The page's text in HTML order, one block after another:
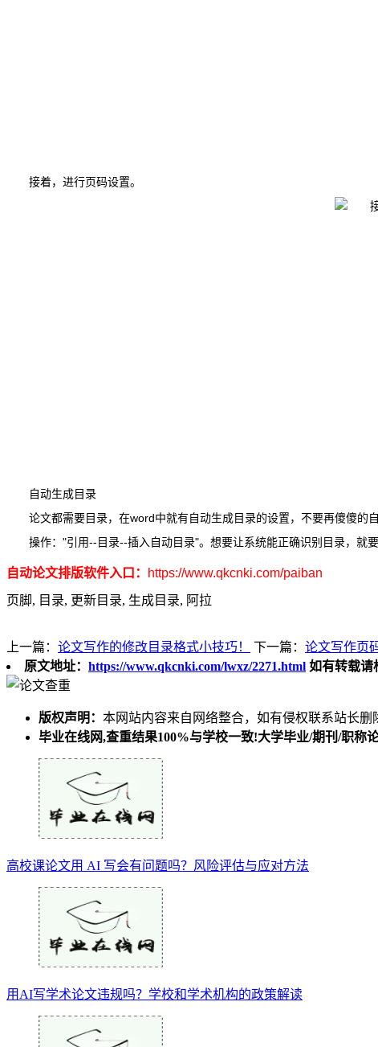
接着，进行页码设置。
自动生成目录
论文都需要目录，在word中就有自动生成目录的设置，不要再傻傻的自
操作："引用--目录--插入自动目录"。想要让系统能正确识别目录，就
自动论文排版软件入口：
https://www.qkcnki.com/paiban
页脚, 目录, 更新目录, 生成目录, 阿拉
上一篇： 论文写作的修改目录格式小技巧！ 下一篇： 论文写作页
原文地址： https://www.qkcnki.com/lwxz/2271.html 如有转载请
版权声明： 本网站内容来自网络整合，如有侵权联系站长删
毕业在线网,查重结果100%与学校一致!大学毕业/期刊/职称
高校课论文用 AI 写会有问题吗？风险评估与应对方法
用AI写学术论文违规吗？学校和学术机构的政策解读